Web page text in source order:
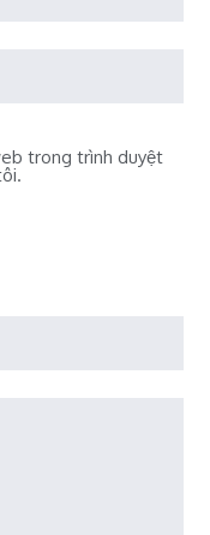
trong trình duyệt